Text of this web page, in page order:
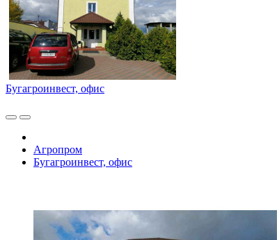
Бугагроинвест, офис
Агропром
Бугагроинвест, офис